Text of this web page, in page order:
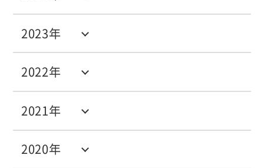
2020年
2021年
2022年
2023年